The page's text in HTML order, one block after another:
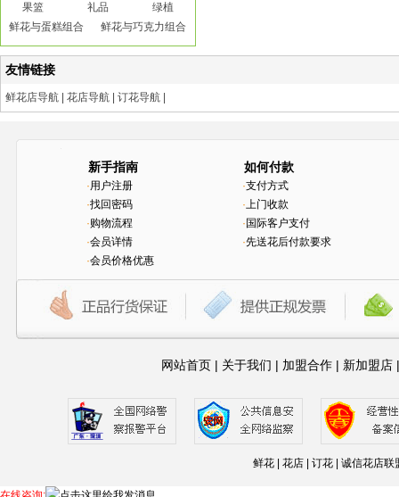
果篮 礼品
绿植
鲜花与蛋糕组合
鲜花与巧克力组合
友情链接
鲜花店导航 花店导航 订花导航
新手指南
·用户注册
·找回密码
·购物流程
·会员详情
·会员价格优惠
如何付款
·支付方式
·上门收款
· 国际客户支付
·先送花后付款要求
网站首页 | 关于我们 | 加盟合作 | 新加盟店
鲜花 | 花店 | 订花 | 诚信花店
1 2 3 4 5 6 7 8 9 10 11 12 13 14